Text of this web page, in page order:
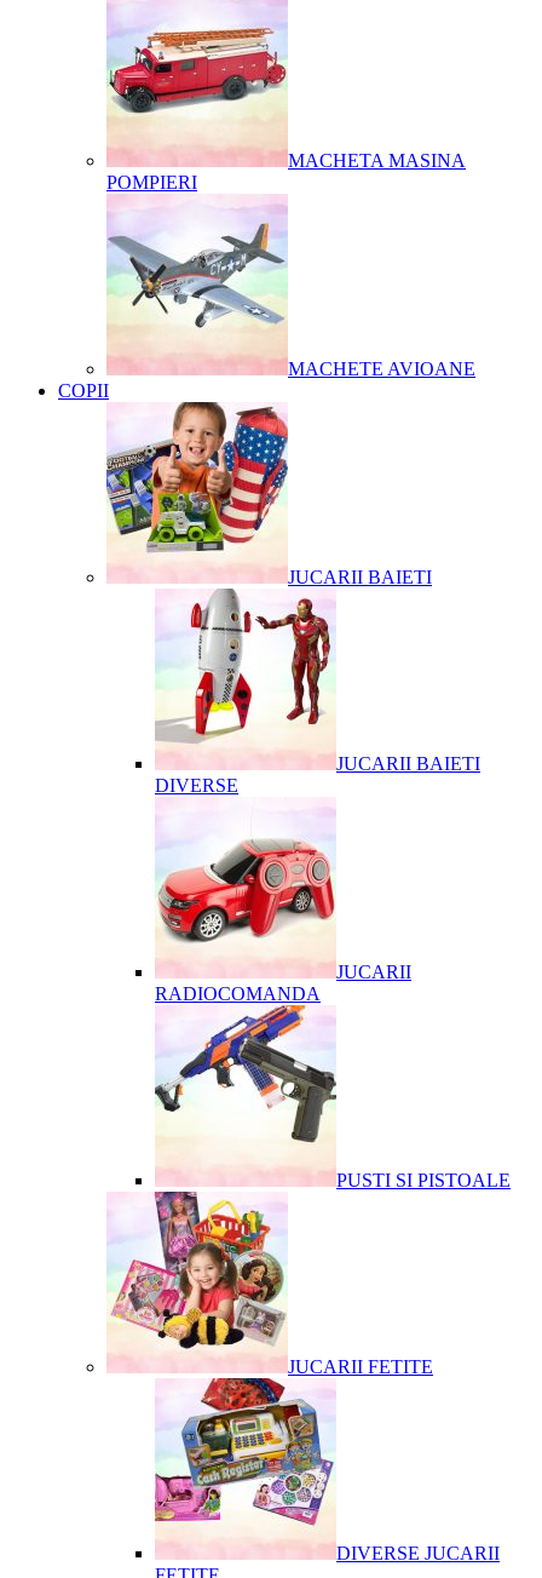
MACHETA MASINA
POMPIERI
MACHETE AVIOANE
COPII
JUCARII BAIETI
JUCARII BAIETI
DIVERSE
JUCARII
RADIOCOMANDA
PUSTI SI PISTOALE
JUCARII FETITE
DIVERSE JUCARII